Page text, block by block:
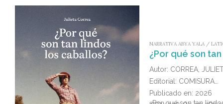
NARRATIVA ABYA YALA /
¿Por qué son
Autor: CORREA,
Editorial: COMISURA
Publicado en: 2026